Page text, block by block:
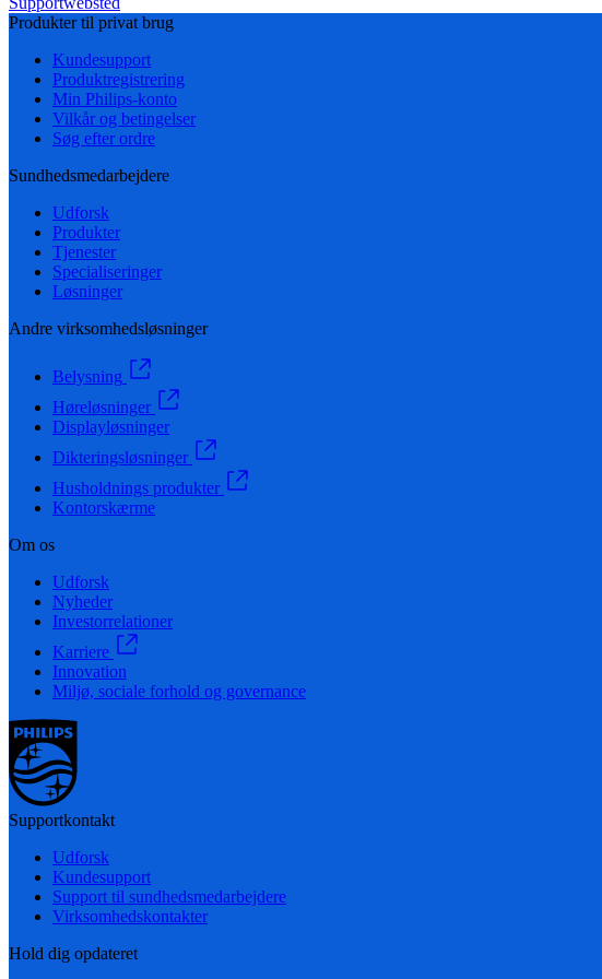
Produkter til privat brug
Kundesupport
Produktregistrering
Min Philips-konto
Vilkår og betingelser
Søg efter ordre
Sundhedsmedarbejdere
Udforsk
Produkter
Tjenester
Specialiseringer
Løsninger
Andre virksomhedsløsninger
Belysning
Høreløsninger
Displayløsninger
Dikteringsløsninger
Husholdnings produkter
Kontorskærme
Om os
Udforsk
Nyheder
Investorrelationer
Karriere
Innovation
Miljø, sociale forhold og governance
Supportkontakt
Udforsk
Kundesupport
Support til sundhedsmedarbejdere
Virksomhedskontakter
Hold dig opdateret